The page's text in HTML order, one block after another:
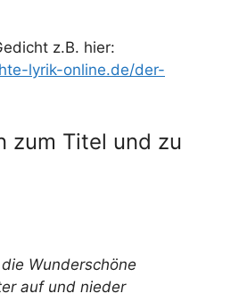
z.B. hier:
lyrik-online.de/der-
zum Titel und zu
Wunderschöne
auf und nieder